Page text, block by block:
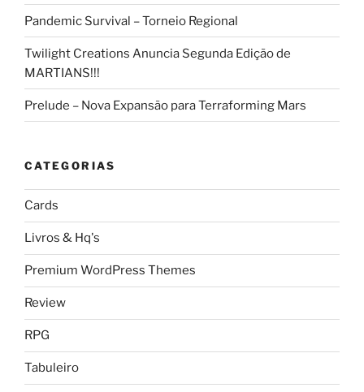
Pandemic Survival – Torneio Regional
Twilight Creations Anuncia Segunda Edição de
MARTIANS!!!
Prelude – Nova Expansão para Terraforming Mars
CATEGORIAS
Cards
Livros & Hq's
Premium WordPress Themes
Review
RPG
Tabuleiro